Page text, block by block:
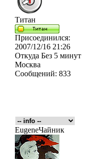
Титан
Присоединился:
2007/12/16 21:26
Откуда Без 5 минут
Москва
Сообщений: 833
EugeneЧайник